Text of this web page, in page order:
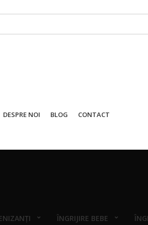
DESPRE NOI BLOG
CONTACT
ÎNGRIJIRE BEBE